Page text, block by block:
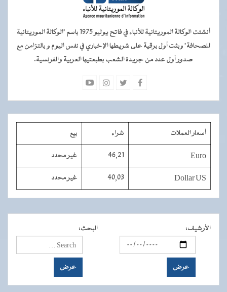
أنشئت الوكالة الموريتانية للأنباء في فاتح يوليو 1975 باسم "الوكالة الموريتانية
للصحافة" وبثت أول برقية على شريطها الإخباري في نفس اليوم و بالتزامن مع
صدور أول عدد من جريدة الشعب بطبعتيها العربية والفرنسية.
أسعار العملات شراء بيع
Euro
46,21 غير محدد
Dollar US
40,03 غير محدد
الأرشيف: البحث: